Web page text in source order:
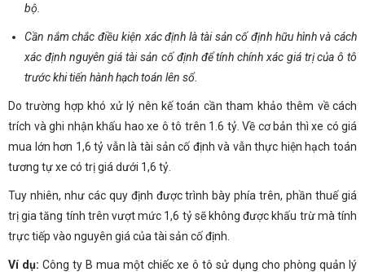
bộ.
Cần nắm chắc điều kiện xác định là tài sản cố định hữu hình và cách
xác định nguyên giá tài sản cố định để tính chính xác giá trị của ô tô
trước khi tiến hành hạch toán lên sổ.
Do trường hợp khó xử lý nên kế toán cần tham khảo thêm về cách
trích và ghi nhận khấu hao xe ô tô trên 1.6 tỷ. Về cơ bản thì xe có giá
mua lớn hơn 1,6 tỷ vẫn là tài sản cố định và vẫn thực hiện hạch toán
tương tự xe có trị giá dưới 1,6 tỷ.
Tuy nhiên, như các quy định được trình bày phía trên, phần thuế giá
trị gia tăng tính trên vượt mức 1,6 tỷ sẽ không được khấu trừ mà tính
trực tiếp vào nguyên giá của tài sản cố định.
Ví dụ: Công ty B mua một chiếc xe ô tô sử dụng cho phòng quản lý